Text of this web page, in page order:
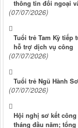
thông tin đối ngoại
(07/07/2026)
Tuổi trẻ Tam Kỳ
hỗ trợ dịch vụ công
(07/07/2026)
Tuổi trẻ Ngũ Hành
(07/07/2026)
Hội nghị sơ kết
tháng đầu năm;